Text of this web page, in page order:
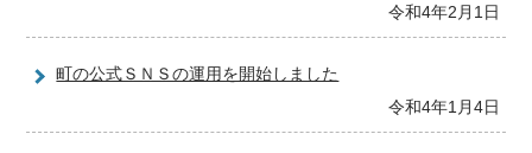
令和4年2月1日
町の公式ＳＮＳの運用を開始しました
令和4年1月4日